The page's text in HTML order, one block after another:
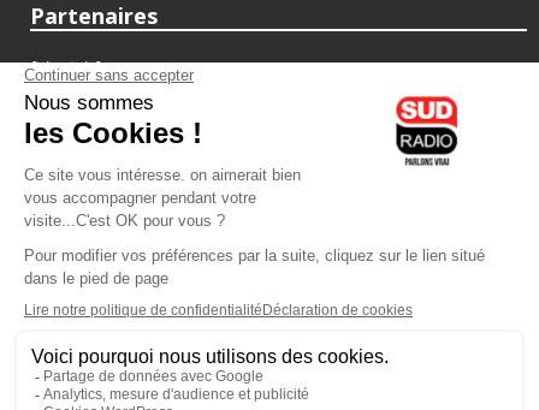
Partenaires
fiducial.fr
lyoncapitale.fr
olympique-et-lyonnais.com
L'application Iphone / Android
Téléchargez l'application
Les cookies
Gestion des cookies